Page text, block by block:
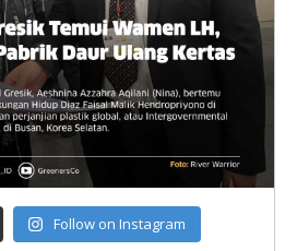
Follow on Instagram